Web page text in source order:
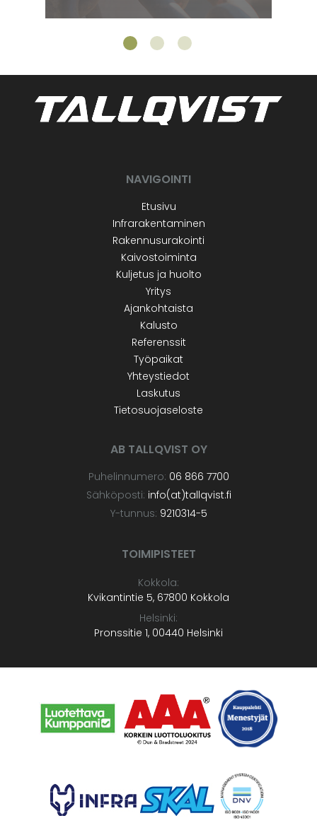
NAVIGOINTI
Etusivu
Infrarakentaminen
Rakennusurakointi
Kaivostoiminta
Kuljetus ja huolto
Yritys
Ajankohtaista
Kalusto
Referenssit
Työpaikat
Yhteystiedot
Laskutus
Tietosuojaseloste
AB TALLQVIST OY
Puhelinnumero: 06 866 7700
Sähköposti: info(at)tallqvist.fi
Y-tunnus: 9210314-5
TOIMIPISTEET
Kokkola:
Kvikantintie 5, 67800 Kokkola
Helsinki:
Pronssitie 1, 00440 Helsinki